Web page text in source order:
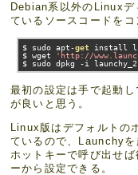
Debian系以外のLinuxデ
ているソースコードをコ
$ sudo apt-get install
$ wget
'http://
$ sudo dpkg -i launchy_2
最初の設定は手で起動
が良いと思う。
Linux版はデフォルト
ているので、Launchyを
ホットキーで呼び出せ
ーから設定できる。